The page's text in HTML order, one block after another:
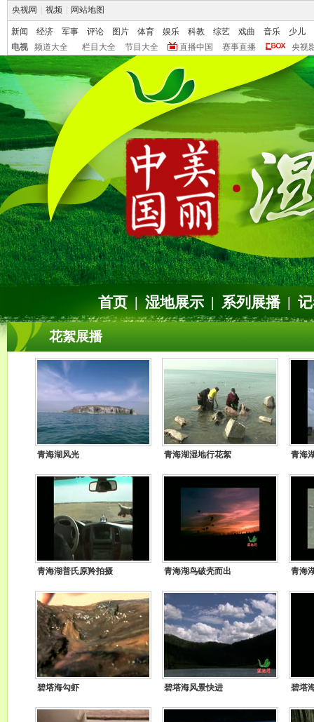
央视网 视频 网站地图
新闻 经济 军事 评论 图片 体育 娱乐 科教 综艺 戏曲 音乐
少儿
电视
频道大全 栏目大全 节目大全 直播中国 赛事直播 央视
首页 | 湿地展示 | 系列展播 |
花絮展播
青海湖风光 青海湖湿地行花絮 青海
青海湖普氏原羚拍摄 青海湖鸟破壳而出 青海
碧塔海勾虾 碧塔海风景快进 碧塔